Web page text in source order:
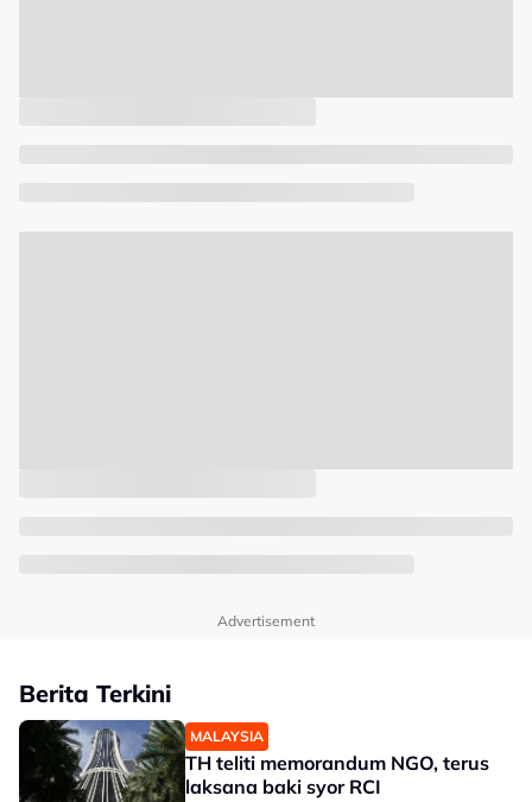
Advertisement
Berita Terkini
MALAYSIA
TH teliti memorandum NGO, terus
laksana baki syor RCI